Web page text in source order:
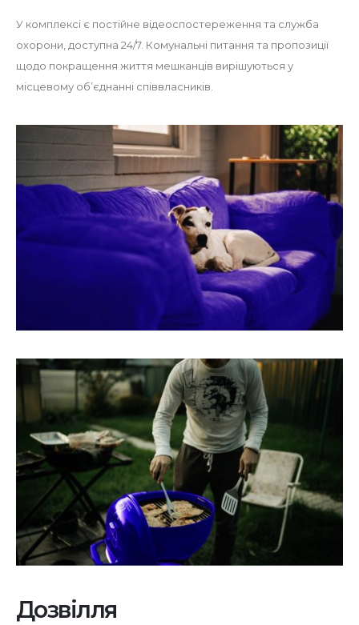
У комплексі є постійне відеоспостереження та служба
охорони, доступна 24/7. Комунальні питання та пропозиції
щодо покращення життя мешканців вирішуються у
місцевому об’єднанні співвласників.
Дозвілля